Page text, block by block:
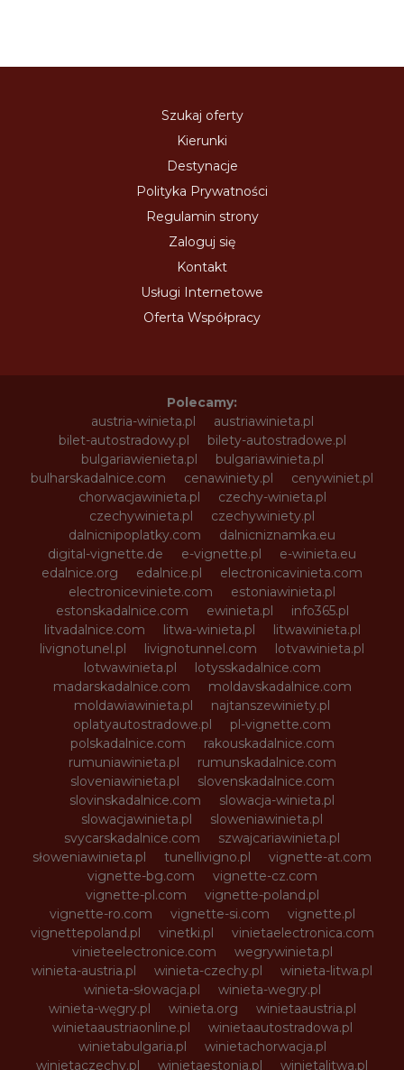
Szukaj oferty
Kierunki
Destynacje
Polityka Prywatności
Regulamin strony
Zaloguj się
Kontakt
Usługi Internetowe
Oferta Współpracy
Polecamy:
austria-winieta.pl
austriawinieta.pl
bilet-autostradowy.pl
bilety-autostradowe.pl
bulgariawienieta.pl
bulgariawinieta.pl
bulharskadalnice.com
cenawiniety.pl
cenywiniet.pl
chorwacjawinieta.pl
czechy-winieta.pl
czechywinieta.pl
czechywiniety.pl
dalnicnipoplatky.com
dalnicniznamka.eu
digital-vignette.de
e-vignette.pl
e-winieta.eu
edalnice.org
edalnice.pl
electronicavinieta.com
electroniceviniete.com
estoniawinieta.pl
estonskadalnice.com
ewinieta.pl
info365.pl
litvadalnice.com
litwa-winieta.pl
litwawinieta.pl
livignotunel.pl
livignotunnel.com
lotvawinieta.pl
lotwawinieta.pl
lotysskadalnice.com
madarskadalnice.com
moldavskadalnice.com
moldawiawinieta.pl
najtanszewiniety.pl
oplatyautostradowe.pl
pl-vignette.com
polskadalnice.com
rakouskadalnice.com
rumuniawinieta.pl
rumunskadalnice.com
sloveniawinieta.pl
slovenskadalnice.com
slovinskadalnice.com
slowacja-winieta.pl
slowacjawinieta.pl
sloweniawinieta.pl
svycarskadalnice.com
szwajcariawinieta.pl
słoweniawinieta.pl
tunellivigno.pl
vignette-at.com
vignette-bg.com
vignette-cz.com
vignette-pl.com
vignette-poland.pl
vignette-ro.com
vignette-si.com
vignette.pl
vignettepoland.pl
vinetki.pl
vinietaelectronica.com
vinieteelectronice.com
wegrywinieta.pl
winieta-austria.pl
winieta-czechy.pl
winieta-litwa.pl
winieta-słowacja.pl
winieta-wegry.pl
winieta-węgry.pl
winieta.org
winietaaustria.pl
winietaaustriaonline.pl
winietaautostradowa.pl
winietabulgaria.pl
winietachorwacja.pl
winietaczechy.pl
winietaestonia.pl winietalitwa.pl